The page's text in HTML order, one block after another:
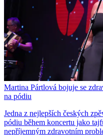
Martina Pártlová bojuje se
na pódiu
Jedna z nejlepších českých
pódiu během koncertu jako
nepříjemným zdravotním